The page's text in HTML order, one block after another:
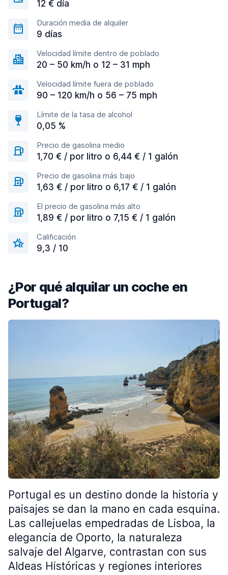
12 € día
Duración media de alquiler
9 días
Velocidad límite dentro de poblado
20 – 50 km/h o 12 – 31 mph
Velocidad límite fuera de poblado
90 – 120 km/h o 56 – 75 mph
Límite de la tasa de alcohol
0,05 %
Precio de gasolina medio
1,70 € / por litro o 6,44 € / 1 galón
Precio de gasolina más bajo
1,63 € / por litro o 6,17 € / 1 galón
El precio de gasolina más alto
1,89 € / por litro o 7,15 € / 1 galón
Calificación
9,3 / 10
¿Por qué alquilar un coche en
Portugal?
Portugal es un destino donde la historia y
paisajes se dan la mano en cada esquina.
Las callejuelas empedradas de Lisboa, la
elegancia de Oporto, la naturaleza
salvaje del Algarve, contrastan con sus
Aldeas Históricas y regiones interiores